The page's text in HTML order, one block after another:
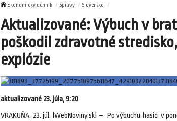
Ekonomický denník Správy Slovensko
Aktualizované: Výbuch v
poškodil zdravotné
explózie
aktualizované 23. júla, 9:20
VRAKUŇA, 23. júl, (WebNoviny.sk) – Po výbuchu hasiči v